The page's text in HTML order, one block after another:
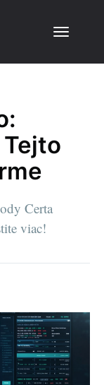
Certa
viac!